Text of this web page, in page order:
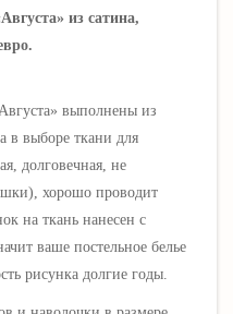
из сатина,
выполнены из
в выборе ткани для
долговечная, не
хорошо проводит
на ткань нанесен с
ваше постельное белье
рисунка долгие годы.